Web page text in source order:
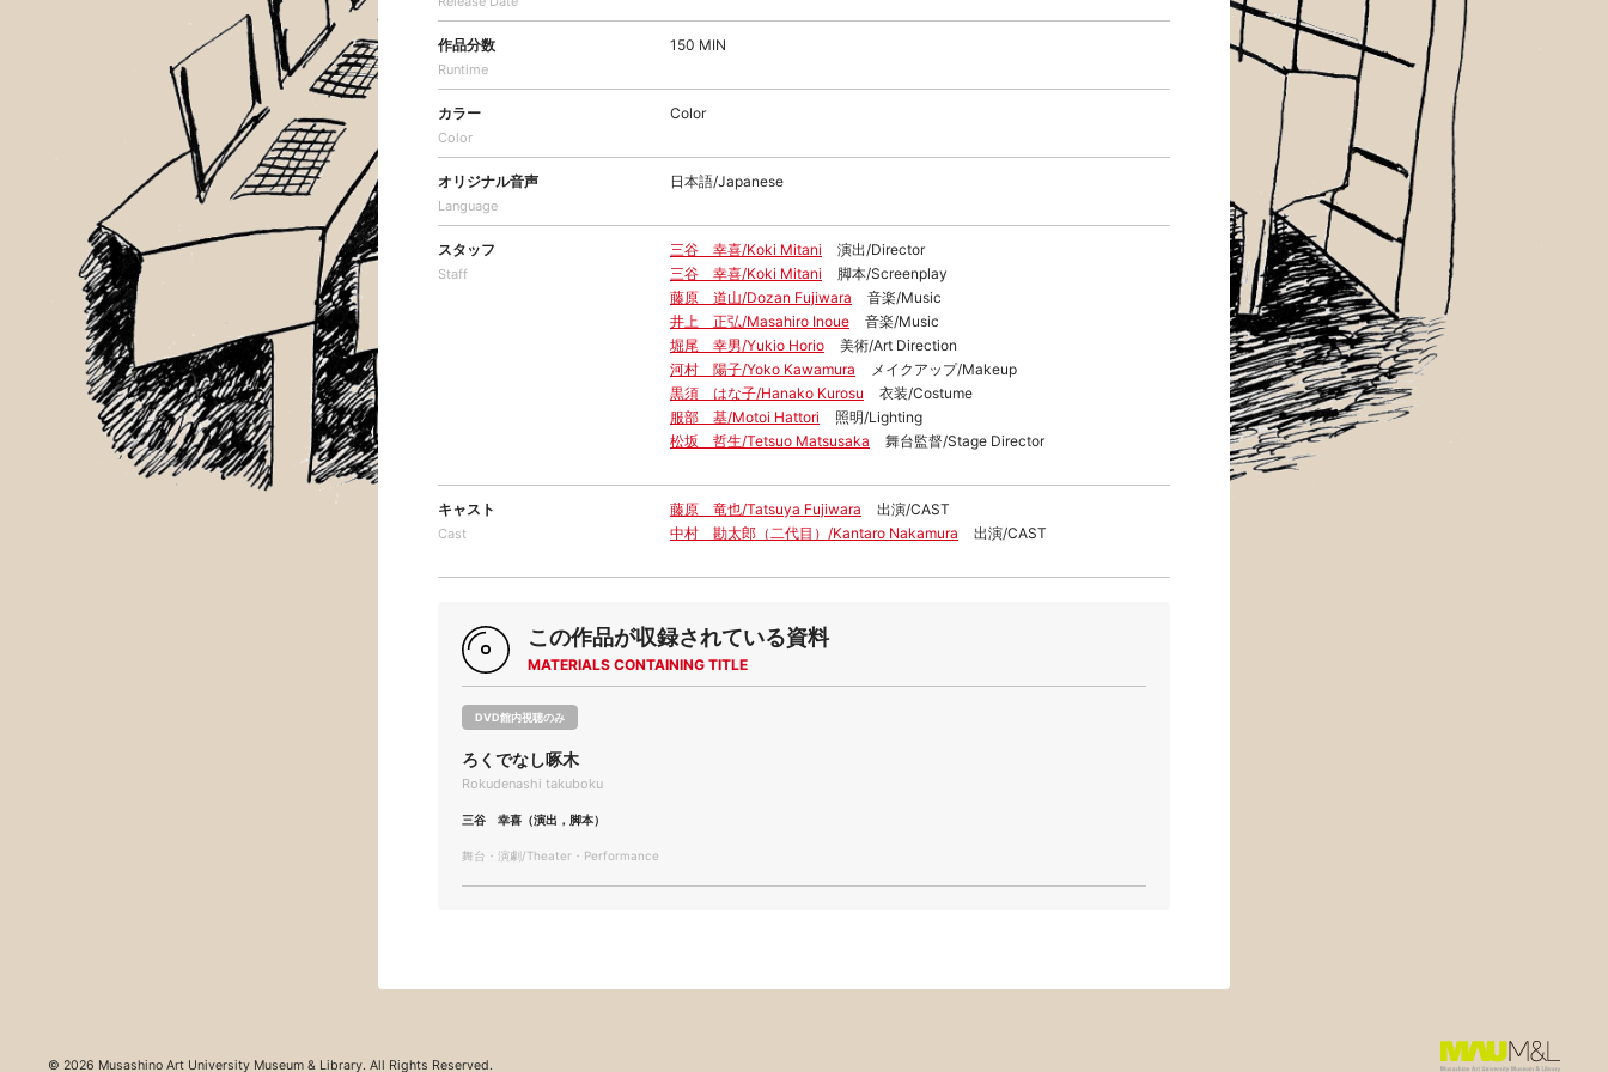
作品分数
Runtime
150 MIN
カラー
Color
Color
オリジナル音声
Language
日本語/Japanese
スタッフ
Staff
三谷 幸喜/Koki Mitani
演出/Director
三谷 幸喜/Koki Mitani
脚本/Screenplay
藤原 道山/Dozan Fujiwara
音楽/Music
井上 正弘/Masahiro Inoue
音楽/Music
堀尾 幸男/Yukio Horio
美術/Art Direction
河村 陽子/Yoko Kawamura
メイクアップ/Makeup
黒須 はな子/Hanako Kurosu
衣装/Costume
服部 基/Motoi Hattori
照明/Lighting
松坂 哲生/Tetsuo Matsusaka
舞台監督/Stage Director
キャスト
Cast
藤原 竜也/Tatsuya Fujiwara
出演/CAST
中村 勘太郎（二代目）/Kantaro Nakamura
出演/CAST
この作品が収録されている資料
MATERIALS CONTAINING TITLE
DVD館内視聴のみ
ろくでなし啄木
Rokudenashi takuboku
三谷 幸喜（演出，脚本）
舞台・演劇/Theater・Performance
© 2026 Musashino Art University Museum & Library. All Rights Reserved.